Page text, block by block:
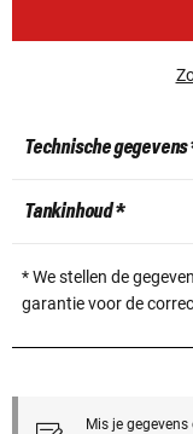
Technische gegevens
Tankinhoud *
* We stellen de
garantie voor de
Mis je